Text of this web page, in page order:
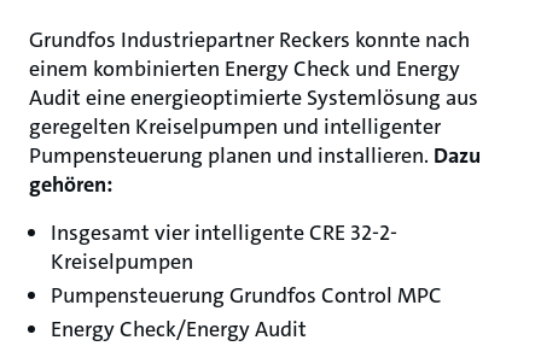
Grundfos Industriepartner Reckers konnte nach
einem kombinierten Energy Check und Energy
Audit eine energieoptimierte Systemlösung aus
geregelten Kreiselpumpen und intelligenter
Pumpensteuerung planen und installieren. Dazu
gehören:
Insgesamt vier intelligente CRE 32-2-
Kreiselpumpen
Pumpensteuerung Grundfos Control MPC
Energy Check/Energy Audit